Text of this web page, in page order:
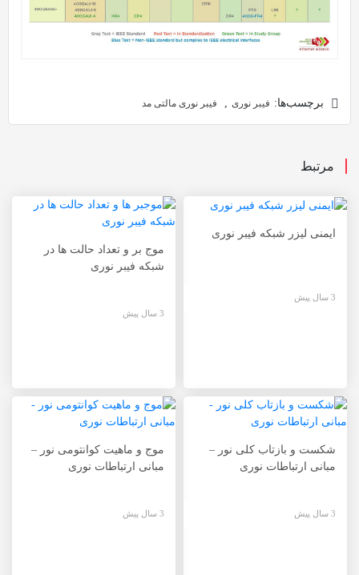
برچسب‌ها: فیبر نوری , فیبر نوری مالتی مد
مرتبط
ایمنی لیزر شبکه فیبر نوری
3 سال پیش
موج بر و تعداد حالت ها در
شبکه فیبر نوری
3 سال پیش
شکست و بازتاب کلی نور –
مبانی ارتباطات نوری
3 سال پیش
موج و ماهیت کوانتومی نور –
مبانی ارتباطات نوری
3 سال پیش